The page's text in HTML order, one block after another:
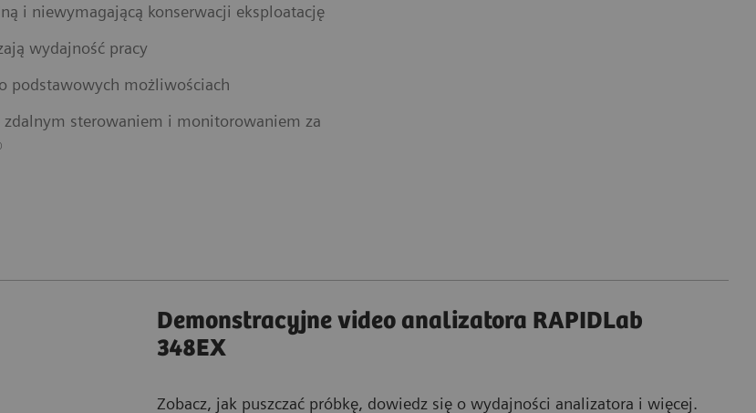
i niewymagającą konserwacji eksploatację
wydajność pracy
podstawowych możliwościach
zdalnym sterowaniem i monitorowaniem za
Demonstracyjne video analizatora RAPIDLab
348EX
Zobacz, jak puszczać próbkę, dowiedz się o wydajności analizatora i więcej.